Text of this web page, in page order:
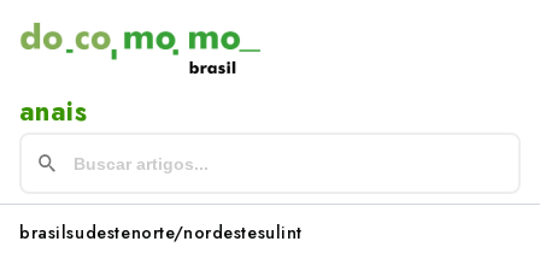
anais
brasilsudestenorte/nordestesulint